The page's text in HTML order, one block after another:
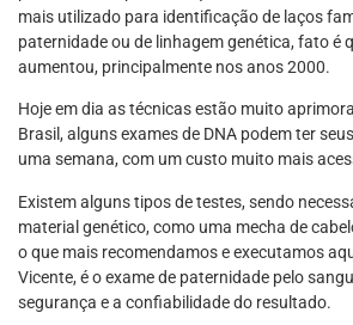
mais utilizado para identificação de laços
paternidade ou de linhagem genética, fato é
aumentou, principalmente nos anos 2000.
Hoje em dia as técnicas estão muito
Brasil, alguns exames de DNA podem ter
uma semana, com um custo muito mais
Existem alguns tipos de testes, sendo
material genético, como uma mecha de
o que mais recomendamos e executamos
Vicente, é o exame de paternidade pelo
segurança e a confiabilidade do resultado.